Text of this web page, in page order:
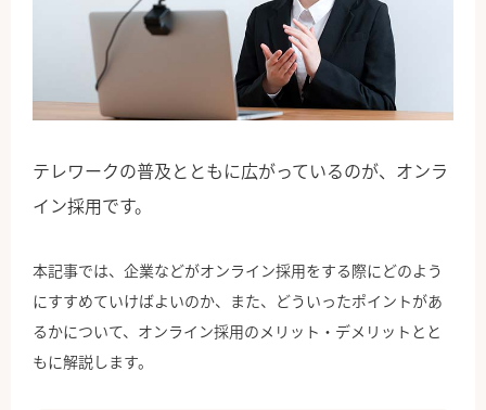
公式X
公式Facebook
テレワークの普及とともに広がっているのが、オンラ
イン採用です。
本記事では、企業などがオンライン採用をする際にどのよう
にすすめていけばよいのか、また、どういったポイントがあ
るかについて、オンライン採用のメリット・デメリットとと
もに解説します。